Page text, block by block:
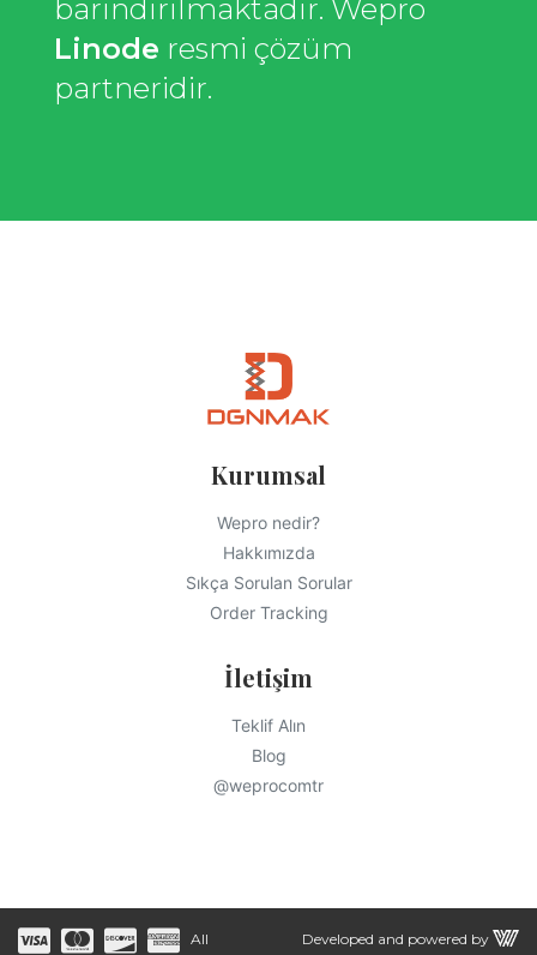
barındırılmaktadır. Wepro
Linode resmi çözüm
partneridir.
Kurumsal
Wepro nedir?
Hakkımızda
Sıkça Sorulan Sorular
Order Tracking
İletişim
Teklif Alın
Blog
@weprocomtr
All Developed and powered by